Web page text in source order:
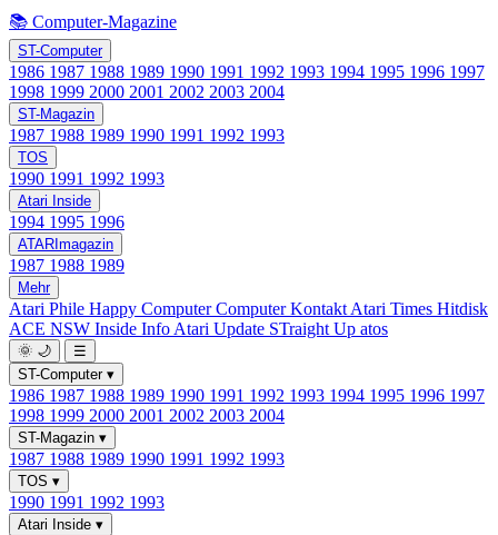
📚 Computer-Magazine
ST-Computer
1986 1987 1988 1989 1990 1991 1992 1993 1994 1995 1996 1997
1998 1999 2000 2001 2002 2003 2004
ST-Magazin
1987 1988 1989 1990 1991 1992 1993
TOS
1990 1991 1992 1993
Atari Inside
1994 1995 1996
ATARImagazin
1987 1988 1989
Mehr
Atari Phile Happy ComputerComputer Kontakt Atari Times Hitdisk
ACE NSW Inside Info Atari Update STraight Up atos
🌞 🌙
☰
ST-Computer ▾
1986 1987 1988 1989 1990 1991 1992 1993 1994 1995 1996 1997
1998 1999 2000 2001 2002 2003 2004
ST-Magazin ▾
1987 1988 1989 1990 1991 1992 1993
TOS ▾
1990 1991 1992 1993
Atari Inside ▾